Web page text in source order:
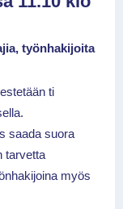
työnhakijoita
ti
saada suora
tarvetta
myös